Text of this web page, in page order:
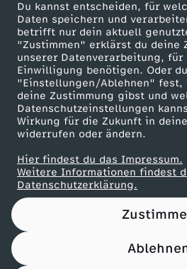
Du kannst entscheiden, für
Daten speichern und
betrifft nur dein aktuell
"Zustimmen" erklärst du deine
unserer Datenverarbeitung, für
Einwilligung benötigen. Oder
"Einstellungen/Ablehnen" fest,
deine Zustimmung gibst und
Datenschutzeinstellungen
Wirkung für die Zukunft in
widerrufen oder ändern.
Hier findest du das Impressum.
Weitere Informationen findest
Datenschutzerklärung.
ZDF goes Schule
Werbefernsehen
Mainzelmännchen
Partner
Nutzungsbedingungen